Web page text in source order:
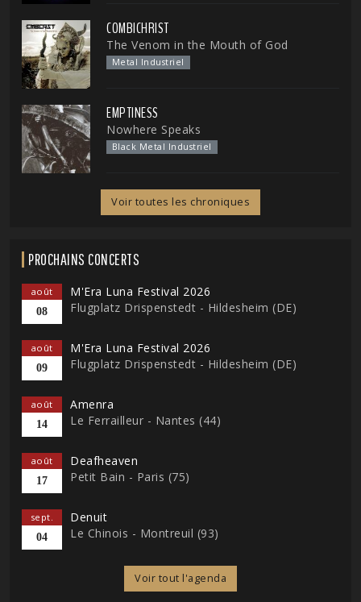
COMBICHRIST
The Venom in the Mouth of God
Metal Industriel
EMPTINESS
Nowhere Speaks
Black Metal Industriel
Voir toutes les chroniques
PROCHAINS CONCERTS
août
08
M'Era Luna Festival 2026
Flugplatz Drispenstedt - Hildesheim (DE)
août
09
M'Era Luna Festival 2026
Flugplatz Drispenstedt - Hildesheim (DE)
août
14
Amenra
Le Ferrailleur - Nantes (44)
août
17
Deafheaven
Petit Bain - Paris (75)
sept.
04
Denuit
Le Chinois - Montreuil (93)
Voir tout l'agenda